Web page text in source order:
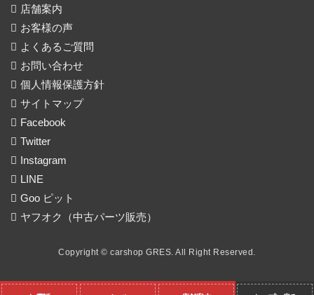
店舗案内
お客様の声
よくあるご質問
お問い合わせ
個人情報保護方針
サイトマップ
Facebook
Twitter
Instagram
LINE
Goo ピット
ヤフオク（中古パーツ販売）
Copyright © carshop GRES. All Right Reserved.